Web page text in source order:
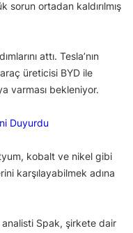
ortadan kaldırılmış
attı. Tesla’nın
üreticisi BYD ile
varması bekleniyor.
Duyurdu
kobalt ve nikel gibi
karşılayabilmek adına
Spak, şirkete dair